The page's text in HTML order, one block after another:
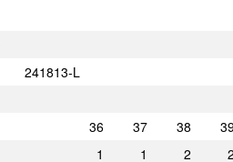
241813-L
36 37 38
1 1 2